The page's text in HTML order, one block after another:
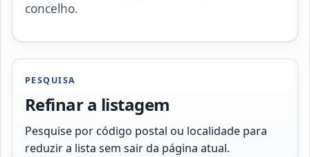
concelho.
PESQUISA
Refinar a listagem
Pesquise por código postal ou localidade para
reduzir a lista sem sair da página atual.